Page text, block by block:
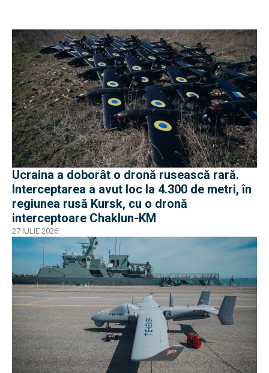
Ucraina a doborât o dronă rusească rară.
Interceptarea a avut loc la 4.300 de metri, în
regiunea rusă Kursk, cu o dronă
interceptoare Chaklun-KM
27 IULIE 2026